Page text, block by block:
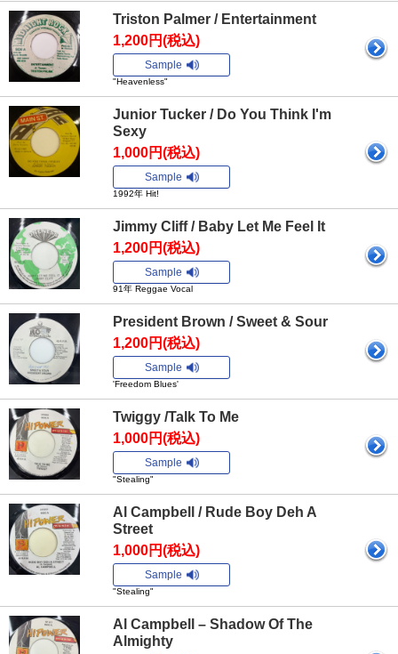
Triston Palmer / Entertainment
1,200円(税込)
Sample
"Heavenless"
Junior Tucker / Do You Think I'm
Sexy
1,000円(税込)
Sample
1992年 Hit!
Jimmy Cliff / Baby Let Me Feel It
1,200円(税込)
Sample
91年 Reggae Vocal
President Brown / Sweet & Sour
1,200円(税込)
Sample
'Freedom Blues'
Twiggy /Talk To Me
1,000円(税込)
Sample
"Stealing"
Al Campbell / Rude Boy Deh A
Street
1,000円(税込)
Sample
"Stealing"
Al Campbell – Shadow Of The
Almighty